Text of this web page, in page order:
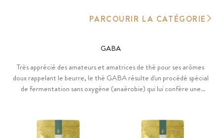
PARCOURIR LA CATÉGORIE
GABA
Très apprécié des amateurs et amatrices de thé pour ses arômes
doux rappelant le beurre, le thé GABA résulte d'un procédé spécial
de fermentation sans oxygène (anaérobie) qui lui confère une
protéinogène. Notre délicieux thé GABA provient de la ferme de
M. Hirayanagi, pionnier du bio au Japon.